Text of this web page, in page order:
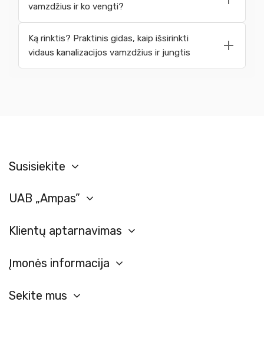
vamzdžius ir ko vengti?
Ką rinktis? Praktinis gidas, kaip išsirinkti
vidaus kanalizacijos vamzdžius ir jungtis
Susisiekite
UAB „Ampas”
Klientų aptarnavimas
Įmonės informacija
Sekite mus